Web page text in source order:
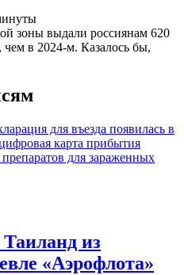
зоны выдали россиянам 620
в 2024-м. Казалось бы,
для въезда появилась в
карта прибытия
для зараженных
Таиланд из
«Аэрофлота»